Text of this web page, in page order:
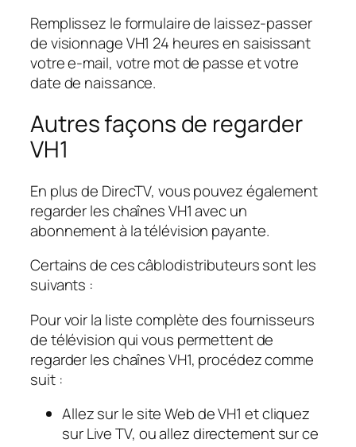
Remplissez le formulaire de laissez-passer
de visionnage VH1 24 heures en saisissant
votre e-mail, votre mot de passe et votre
date de naissance.
Autres façons de regarder
VH1
En plus de DirecTV, vous pouvez également
regarder les chaînes VH1 avec un
abonnement à la télévision payante.
Certains de ces câblodistributeurs sont les
suivants :
Pour voir la liste complète des fournisseurs
de télévision qui vous permettent de
regarder les chaînes VH1, procédez comme
suit :
Allez sur le site Web de VH1 et cliquez
sur Live TV, ou allez directement sur ce